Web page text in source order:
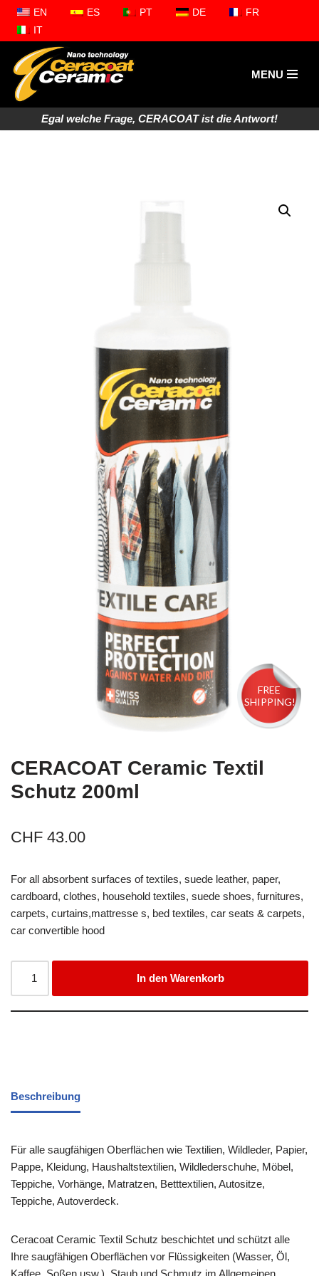
Zum
Inhalt
springen
EN ES PT DE
FR
IT
MENU
Egal welche Frage, CERACOAT ist die Antwort!
FREE
SHIPPING!
CERACOAT Ceramic Textil
Schutz 200ml
CHF 43.00
For all absorbent surfaces of textiles, suede leather, paper,
cardboard, clothes, household textiles, suede shoes, furnitures,
carpets, curtains,mattresse s, bed textiles, car seats & carpets,
car convertible hood
In den Warenkorb
Beschreibung
Für alle saugfähigen Oberflächen wie Textilien, Wildleder, Papier,
Pappe, Kleidung, Haushaltstextilien, Wildlederschuhe, Möbel,
Teppiche, Vorhänge, Matratzen, Betttextilien, Autositze,
Teppiche, Autoverdeck.
Ceracoat Ceramic Textil Schutz beschichtet und schützt alle
Ihre saugfähigen Oberflächen vor Flüssigkeiten (Wasser, Öl,
Kaffee, Soßen usw.), Staub und Schmutz im Allgemeinen.